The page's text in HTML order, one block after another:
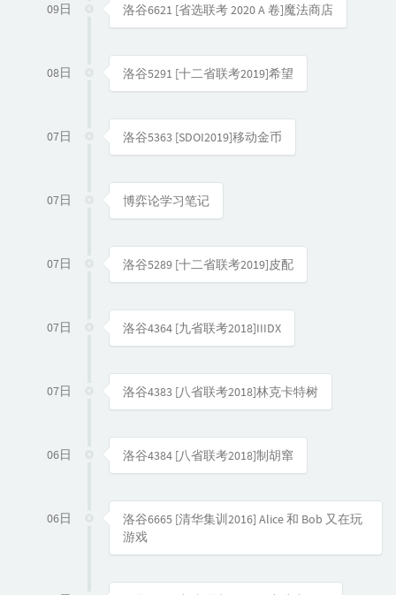
09日 洛谷6621 [省选联考 2020 A 卷]魔法商店
08日 洛谷5291 [十二省联考2019]希望
07日 洛谷5363 [SDOI2019]移动金币
07日 博弈论学习笔记
07日 洛谷5289 [十二省联考2019]皮配
07日 洛谷4364 [九省联考2018]IIIDX
07日 洛谷4383 [八省联考2018]林克卡特树
06日 洛谷4384 [八省联考2018]制胡窜
06日
洛谷6665 [清华集训2016] Alice 和 Bob 又在玩
游戏